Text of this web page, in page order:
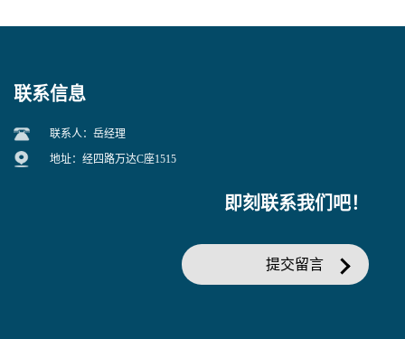
联系信息
联系人：岳经理
地址：经四路万达C座1515
即刻联系我们吧！
提交留言